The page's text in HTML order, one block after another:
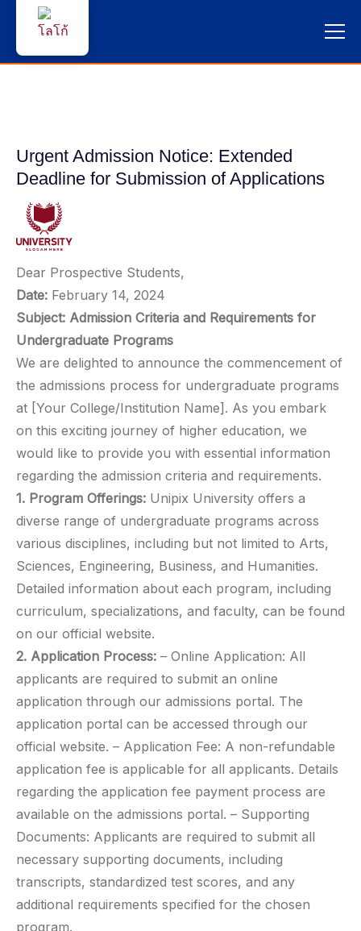
บริการนักศึกษา
คณาจารย์และบุคลากร
บุคคลทั่วไป
ภาษาไทย 🇹🇭
Urgent Admission Notice: Extended
Deadline for Submission of Applications
Dear Prospective Students,
Date: February 14, 2024
Subject: Admission Criteria and Requirements for
Undergraduate Programs
We are delighted to announce the commencement of
the admissions process for undergraduate programs
at [Your College/Institution Name]. As you embark
on this exciting journey of higher education, we
would like to provide you with essential information
regarding the admission criteria and requirements.
1. Program Offerings: Unipix University offers a
diverse range of undergraduate programs across
various disciplines, including but not limited to Arts,
Sciences, Engineering, Business, and Humanities.
Detailed information about each program, including
curriculum, specializations, and faculty, can be found
on our official website.
2. Application Process: – Online Application: All
applicants are required to submit an online
application through our admissions portal. The
application portal can be accessed through our
official website. – Application Fee: A non-refundable
application fee is applicable for all applicants. Details
regarding the application fee payment process are
available on the admissions portal. – Supporting
Documents: Applicants are required to submit all
necessary supporting documents, including
transcripts, standardized test scores, and any
additional requirements specified for the chosen
program.